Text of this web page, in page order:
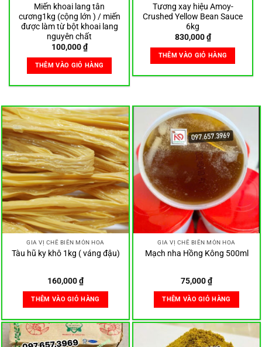
Miến khoai lang tân
cương1kg (cộng lớn ) / miến
được làm từ bột khoai lang
nguyên chất
100,000₫
THÊM VÀO GIỎ HÀNG
Tương xay hiệu Amoy-
Crushed Yellow Bean Sauce
6kg
830,000₫
THÊM VÀO GIỎ HÀNG
GIA VỊ CHẾ BIẾN MÓN HOA
Tàu hũ ky khô 1kg ( váng đậu)
160,000₫
THÊM VÀO GIỎ HÀNG
GIA VỊ CHẾ BIẾN MÓN HOA
Mạch nha Hồng Kông 500ml
75,000₫
THÊM VÀO GIỎ HÀNG